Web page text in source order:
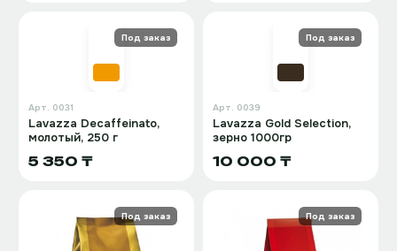
Под заказ
Арт. 0031
Lavazza Decaffeinato,
молотый, 250 г
5 350 ₸
Под заказ
Арт. 0039
Lavazza Gold Selection,
зерно 1000гр
10 000 ₸
Под заказ Под заказ